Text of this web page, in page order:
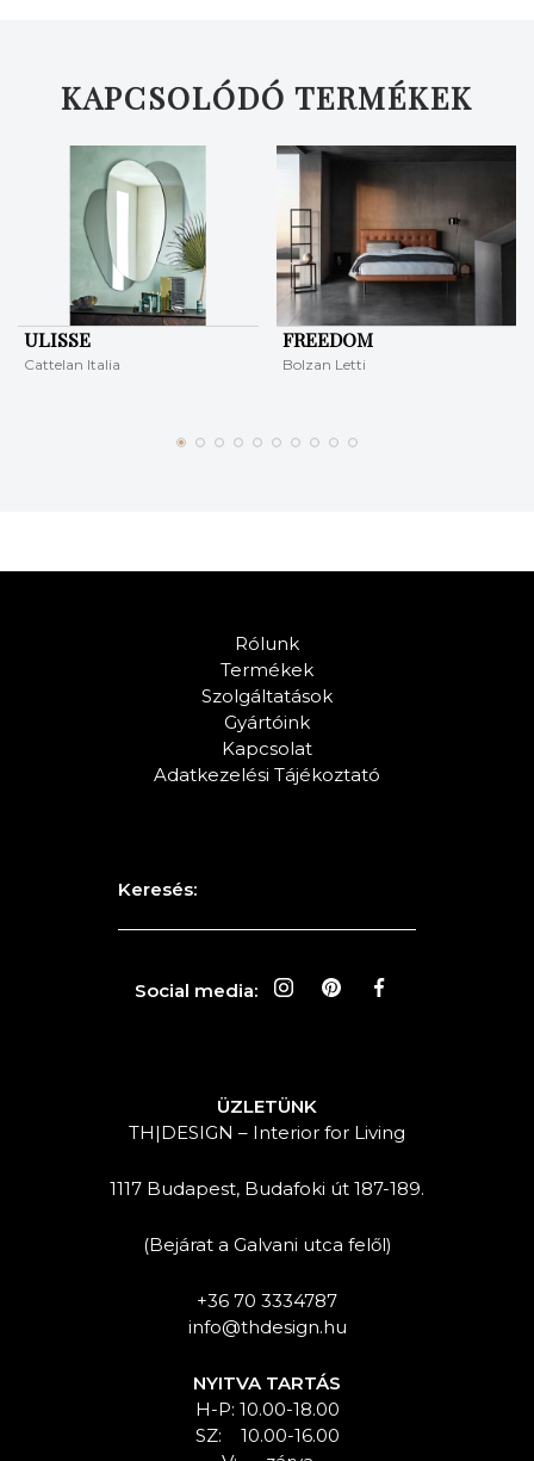
KAPCSOLÓDÓ TERMÉKEK
ULISSE
Cattelan Italia
FREEDOM
Bolzan Letti
Rólunk
Termékek
Szolgáltatások
Gyártóink
Kapcsolat
Adatkezelési Tájékoztató
Keresés:
Social media:
ÜZLETÜNK
TH|DESIGN – Interior for Living
1117 Budapest, Budafoki út 187-189.
(Bejárat a Galvani utca felől)
+36 70 3334787
info@thdesign.hu
NYITVA TARTÁS
H-P: 10.00-18.00
SZ: 10.00-16.00
KERESÉS